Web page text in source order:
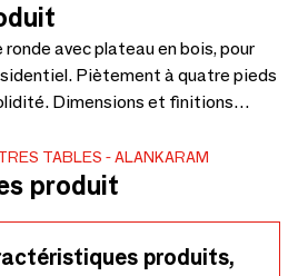
avec plateau en bois, pour
Piètement à quatre pieds
Dimensions et finitions
× 425 cm.
TABLES ALANKARAM
produit
produits,